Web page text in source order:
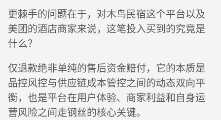
更棘手的问题在于，对木鸟民宿这个平台以及
美团的酒店商家来说，这笔投入买到的究竟是
什么？
仅退款绝非单纯的售后资金赔付，它的本质是
品控风控与供应链成本管控之间的动态双向平
衡，也是平台在用户体验、商家利益和自身运
营风险之间走钢丝的核心关键。